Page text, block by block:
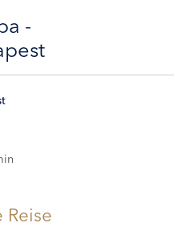
-
Reise